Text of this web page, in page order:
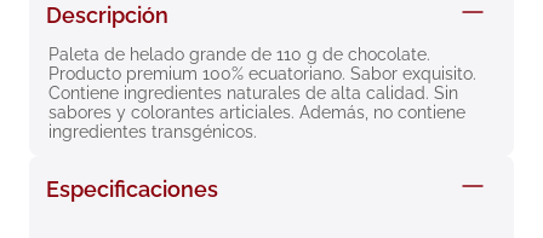
Descripción
Paleta de helado grande de 110 g de chocolate.
Producto premium 100% ecuatoriano. Sabor exquisito.
Contiene ingredientes naturales de alta calidad. Sin
sabores y colorantes articiales. Además, no contiene
ingredientes transgénicos.
Especificaciones
7. isdin
8. roche posay
9. megacistin
10